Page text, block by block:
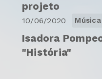
projeto
Música
10/06/2020
Isadora
"História"